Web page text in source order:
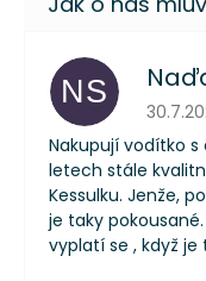
NS
Nakupují vodítko
letech stále
Kessulku. Jenže,
je taky
vyplatí se , když je